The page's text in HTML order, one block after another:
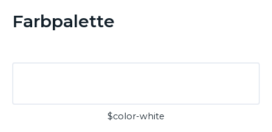
Farbpalette
$color-white